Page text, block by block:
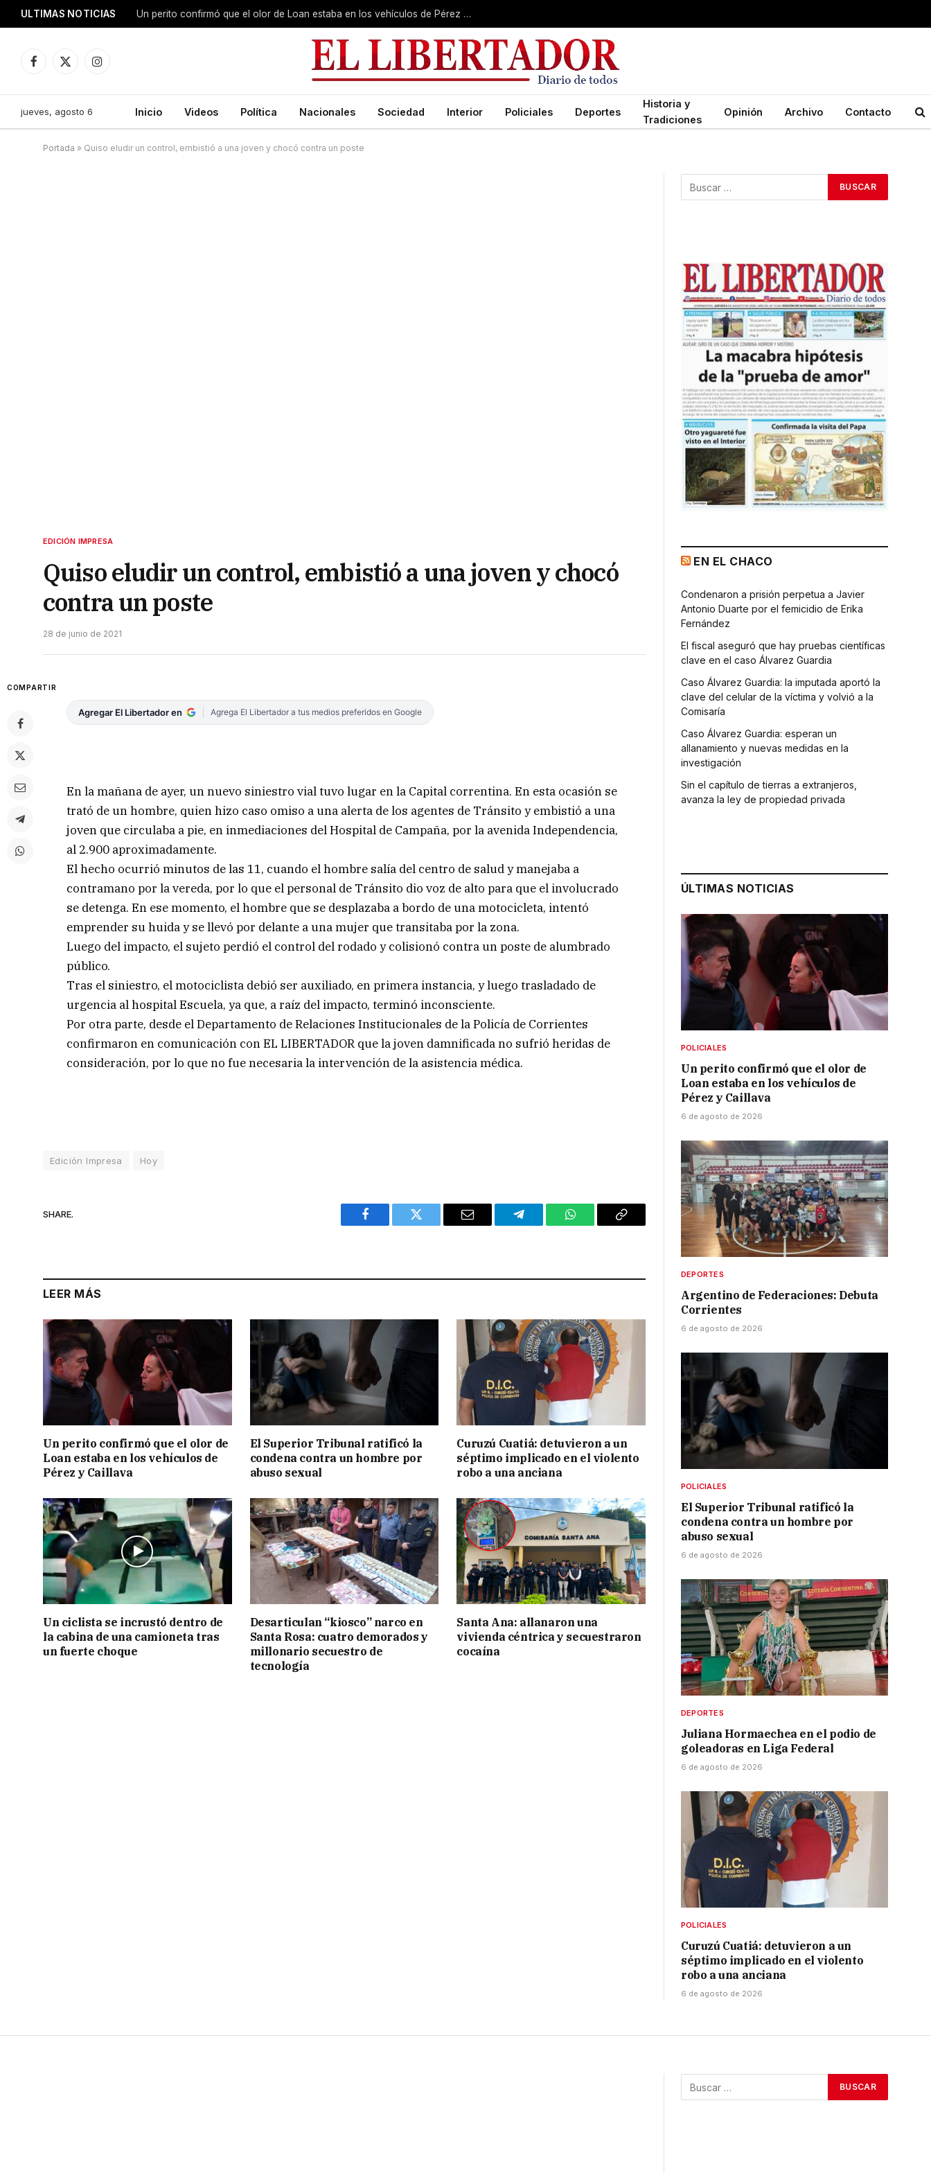
ULTIMAS NOTICIAS Un perito confirmó que el olor de Loan estaba en los vehículos de Pérez y Caillava
Facebook
X
Instagram
jueves, agosto 6 Inicio Videos Política Nacionales Sociedad Interior Policiales Deportes
Historia y
Tradiciones
Opinión Archivo Contacto
Portada » Quiso eludir un control, embistió a una joven y chocó contra un poste
EDICIÓN IMPRESA
Quiso eludir un control, embistió a una joven y chocó
contra un poste
28 de junio de 2021
COMPARTIR
Agregar El Libertador en Agrega El Libertador a tus medios preferidos en Google
En la mañana de ayer, un nuevo siniestro vial tuvo lugar en la Capital correntina. En esta ocasión se
trató de un hombre, quien hizo caso omiso a una alerta de los agentes de Tránsito y embistió a una
joven que circulaba a pie, en inmediaciones del Hospital de Campaña, por la avenida Independencia,
al 2.900 aproximadamente.
El hecho ocurrió minutos de las 11, cuando el hombre salía del centro de salud y manejaba a
contramano por la vereda, por lo que el personal de Tránsito dio voz de alto para que el involucrado
se detenga. En ese momento, el hombre que se desplazaba a bordo de una motocicleta, intentó
emprender su huida y se llevó por delante a una mujer que transitaba por la zona.
Luego del impacto, el sujeto perdió el control del rodado y colisionó contra un poste de alumbrado
público.
Tras el siniestro, el motociclista debió ser auxiliado, en primera instancia, y luego trasladado de
urgencia al hospital Escuela, ya que, a raíz del impacto, terminó inconsciente.
Por otra parte, desde el Departamento de Relaciones Institucionales de la Policía de Corrientes
confirmaron en comunicación con EL LIBERTADOR que la joven damnificada no sufrió heridas de
consideración, por lo que no fue necesaria la intervención de la asistencia médica.
Edición Impresa Hoy
SHARE.
Facebook Twitter Email Telegram WhatsAppCopy
LEER MÁS
Un perito confirmó que el olor de
Loan estaba en los vehículos de
Pérez y Caillava
El Superior Tribunal ratificó la
condena contra un hombre por
abuso sexual
Curuzú Cuatiá: detuvieron a un
séptimo implicado en el violento
robo a una anciana
Un ciclista se incrustó dentro de
la cabina de una camioneta tras
un fuerte choque
Desarticulan “kiosco” narco en
Santa Rosa: cuatro demorados y
millonario secuestro de
tecnología
Santa Ana: allanaron una
vivienda céntrica y secuestraron
cocaína
EN EL CHACO
Condenaron a prisión perpetua a Javier
Antonio Duarte por el femicidio de Erika
Fernández
El fiscal aseguró que hay pruebas científicas
clave en el caso Álvarez Guardia
Caso Álvarez Guardia: la imputada aportó la
clave del celular de la víctima y volvió a la
Comisaría
Caso Álvarez Guardia: esperan un
allanamiento y nuevas medidas en la
investigación
Sin el capítulo de tierras a extranjeros,
avanza la ley de propiedad privada
ÚLTIMAS NOTICIAS
POLICIALES
Un perito confirmó que el olor de
Loan estaba en los vehículos de
Pérez y Caillava
6 de agosto de 2026
DEPORTES
Argentino de Federaciones: Debuta
Corrientes
6 de agosto de 2026
POLICIALES
El Superior Tribunal ratificó la
condena contra un hombre por
abuso sexual
6 de agosto de 2026
DEPORTES
Juliana Hormaechea en el podio de
goleadoras en Liga Federal
6 de agosto de 2026
POLICIALES
Curuzú Cuatiá: detuvieron a un
séptimo implicado en el violento
robo a una anciana
6 de agosto de 2026